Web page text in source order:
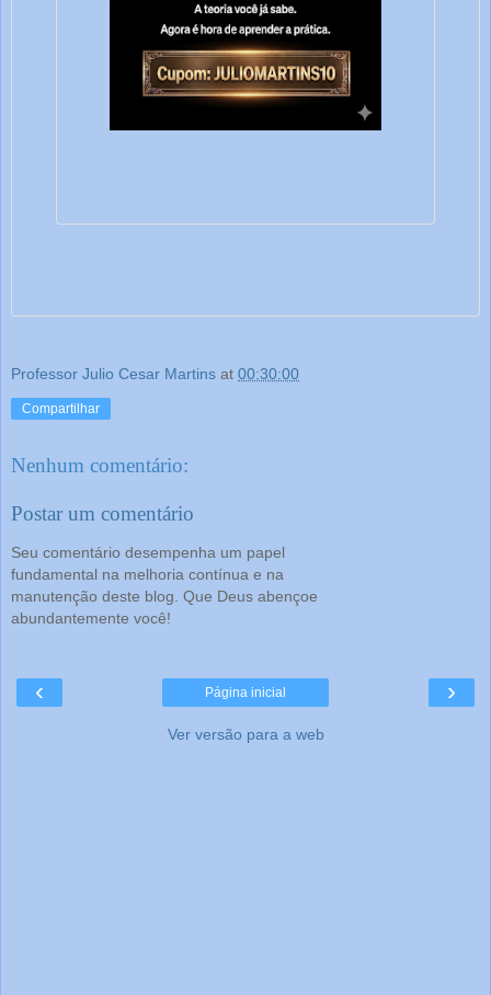
Professor Julio Cesar Martins at 00:30:00
Compartilhar
Nenhum comentário:
Postar um comentário
Seu comentário desempenha um papel
fundamental na melhoria contínua e na
manutenção deste blog. Que Deus abençoe
abundantemente você!
‹ ›
Página inicial
Ver versão para a web